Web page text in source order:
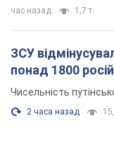
час назад 1,7 т.
ЗСУ
понад 1800
Чисельність
2 часа назад